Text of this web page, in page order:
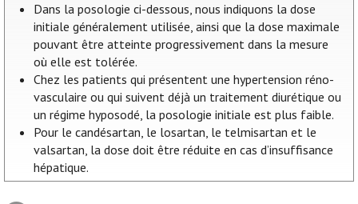
Dans la posologie ci-dessous, nous indiquons la dose
initiale généralement utilisée, ainsi que la dose maximale
pouvant être atteinte progressivement dans la mesure
où elle est tolérée.
Chez les patients qui présentent une hypertension réno-
vasculaire ou qui suivent déjà un traitement diurétique ou
un régime hyposodé, la posologie initiale est plus faible.
Pour le candésartan, le losartan, le telmisartan et le
valsartan, la dose doit être réduite en cas d’insuffisance
hépatique.